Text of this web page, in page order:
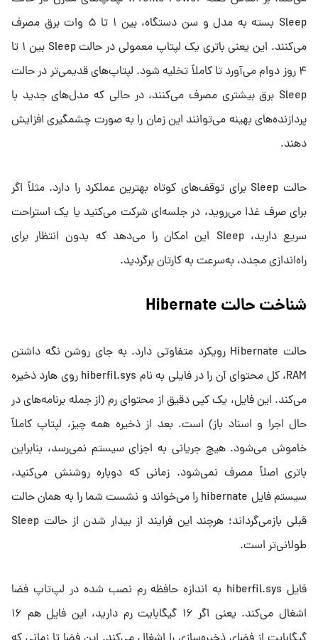
Sleep بسته به مدل و سن دستگاه، بین ۱ تا ۵ وات برق مصرف
می‌کنند. این یعنی باتری یک لپتاپ معمولی در حالت Sleep بین ۱ تا
۴ روز دوام می‌آورد تا کاملاً تخلیه شود. لپتاپ‌های قدیمی‌تر در حالت
Sleep برق بیشتری مصرف می‌کنند، در حالی که مدل‌های جدید با
پردازنده‌های بهینه می‌توانند این زمان را به صورت چشمگیری افزایش
دهند.
حالت Sleep برای توقف‌های کوتاه بهترین عملکرد را دارد. مثلاً اگر
برای صرف غذا می‌روید، در جلسه‌ای شرکت می‌کنید یا یک استراحت
سریع دارید، Sleep این امکان را می‌دهد که بدون انتظار برای
راه‌اندازی مجدد، به‌سرعت به کارتان برگردید.
شناخت حالت Hibernate
حالت Hibernate رویکرد متفاوتی دارد. به جای روشن نگه داشتن
RAM، کل محتوای آن را در فایلی به نام hiberfil.sys روی هارد ذخیره
می‌کند. این فایل، یک کپی دقیق از محتوای رم (از جمله برنامه‌های در
حال اجرا و اسناد باز) است. بعد از ذخیره همه چیز، لپتاپ کاملاً
خاموش می‌شود. هیچ جریانی به اجزای سیستم نمی‌رسد، بنابراین
باتری اصلاً مصرف نمی‌شود. زمانی که دوباره روشنش می‌کنید،
سیستم فایل hibernate را می‌خواند و نشست شما را به همان حالت
قبلی بازمی‌گرداند؛ هرچند این فرایند از بیدار شدن از حالت Sleep
طولانی‌تر است.
فایل hiberfil.sys به اندازه حافظه رم نصب شده در لپ‌تاپ فضا
اشغال می‌کند. یعنی اگر ۱۶ گیگابایت رم دارید، این فایل هم ۱۶